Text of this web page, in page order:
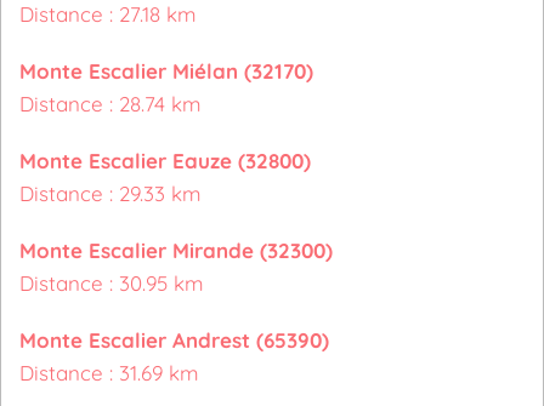
Distance : 27.18 km
Monte Escalier Miélan (32170)
Distance : 28.74 km
Monte Escalier Eauze (32800)
Distance : 29.33 km
Monte Escalier Mirande (32300)
Distance : 30.95 km
Monte Escalier Andrest (65390)
Distance : 31.69 km